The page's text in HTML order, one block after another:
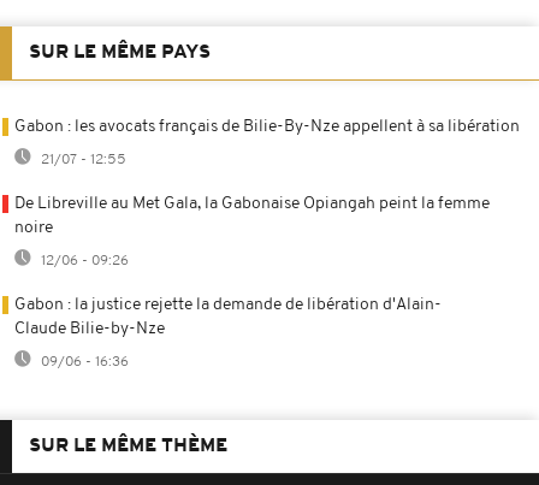
SUR LE MÊME PAYS
Gabon : les avocats français de Bilie-By-Nze appellent à sa libération
21/07 - 12:55
De Libreville au Met Gala, la Gabonaise Opiangah peint la femme
noire
12/06 - 09:26
Gabon : la justice rejette la demande de libération d'Alain-
Claude Bilie-by-Nze
09/06 - 16:36
SUR LE MÊME THÈME